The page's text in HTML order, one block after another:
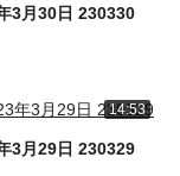
3月30日 230330
14:53
3月29日 230329